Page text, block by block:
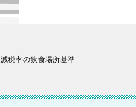
税率の飲食場所基準